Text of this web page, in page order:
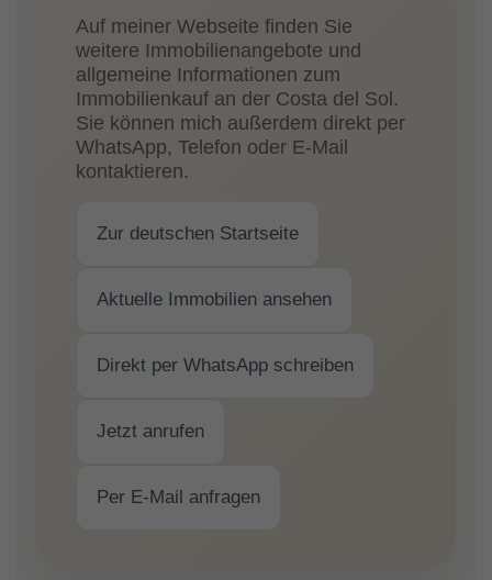
Auf meiner Webseite finden Sie
weitere Immobilienangebote und
allgemeine Informationen zum
Immobilienkauf an der Costa del Sol.
Sie können mich außerdem direkt per
WhatsApp, Telefon oder E-Mail
kontaktieren.
Zur deutschen Startseite
Aktuelle Immobilien ansehen
Direkt per WhatsApp schreiben
Jetzt anrufen
Per E-Mail anfragen